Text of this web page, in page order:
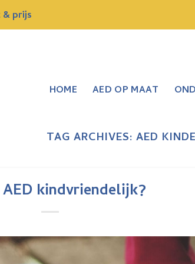
& prijs
HOME AED OP MAAT
TAG ARCHIVES:AED
kindvriendelijk?